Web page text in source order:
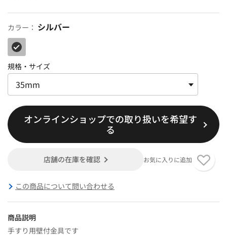
カラー： シルバー
規格・サイズ
オンラインショップでの取り扱いを希望す
る
店舗の在庫を確認 お気に入りに追加
この商品について問い合わせる
商品説明
手すり用壁付金具です